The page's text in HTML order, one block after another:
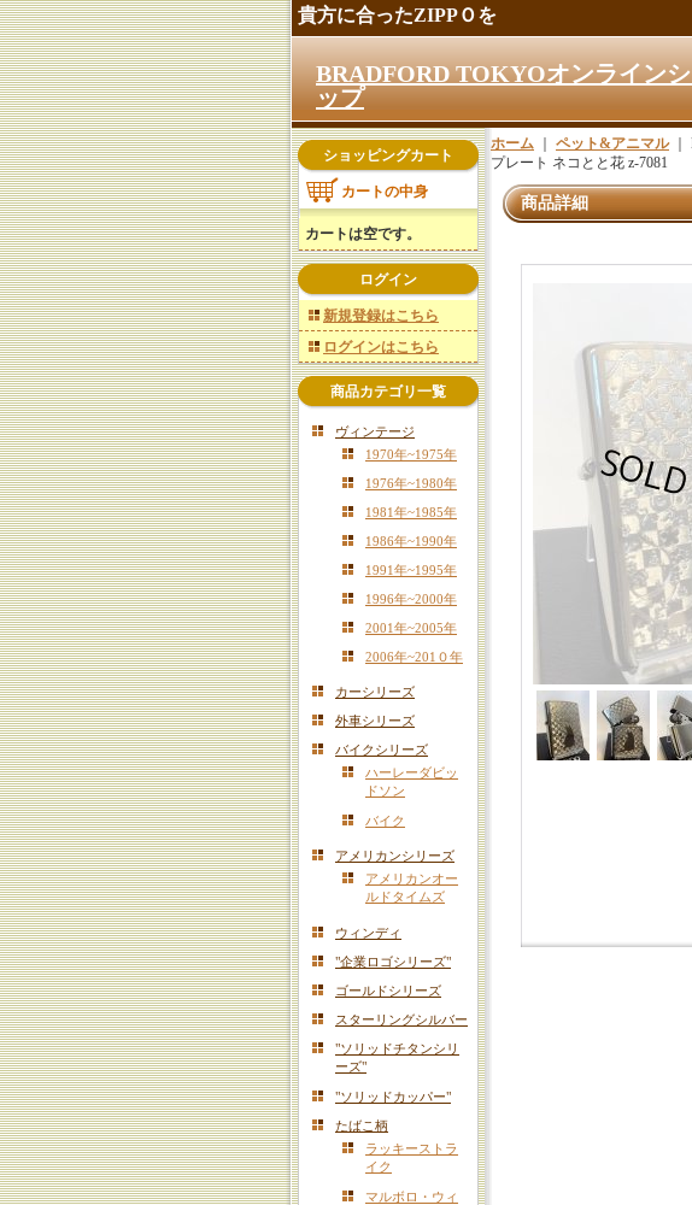
貴方に合ったZIPPＯを
BRADFORD TOKYOオンライン
ップ
ショッピングカート
カートの中身
カートは空です。
ログイン
新規登録はこちら
ログインはこちら
商品カテゴリ一覧
ヴィンテージ
1970年~1975年
1976年~1980年
1981年~1985年
1986年~1990年
1991年~1995年
1996年~2000年
2001年~2005年
2006年~201０年
カーシリーズ
外車シリーズ
バイクシリーズ
ハーレーダビッ
ドソン
バイク
アメリカンシリーズ
アメリカンオー
ルドタイムズ
ウィンディ
"企業ロゴシリーズ"
ゴールドシリーズ
スターリングシルバー
"ソリッドチタンシリ
ーズ"
"ソリッドカッパー"
たばこ柄
ラッキーストラ
イク
マルボロ・ウィ
ホーム ペット&アニマル｜
プレート ネコとと花 z-7081
商品詳細